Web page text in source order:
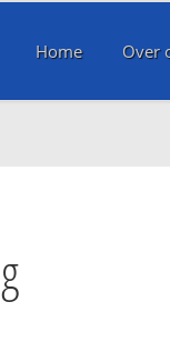
Home Over